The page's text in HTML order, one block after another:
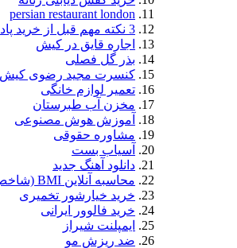
persian restaurant london
3 نکته مهم قبل از خرید پاد سیستم
اجاره قایق در کیش
بذر گل فصلی
کنسرت مجید رضوی کیش 22 آبان 1404
تعمیر لوازم خانگی
مخزن آب طبرستان
آموزش هوش مصنوعی
مشاوره حقوقی
آسیاب بست
دانلود آهنگ جدید
محاسبه آنلاین BMI (شاخص توده بدنی) رایگان
خرید خیارشور تخمیری
خرید فالوور ایرانی
ایمپلنت شیراز
ضد ریزش مو